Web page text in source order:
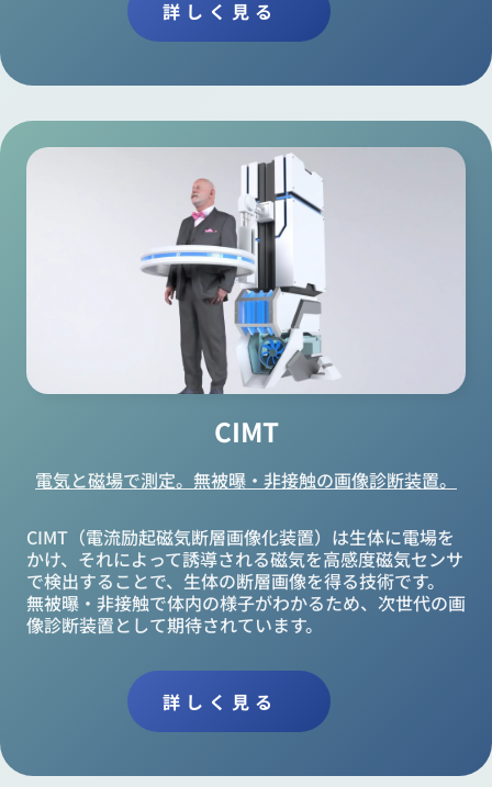
詳しく見る
CIMT
電気と磁場で測定。無被曝・非接触の画像診断装置。
CIMT（電流励起磁気断層画像化装置）は生体に電場を
かけ、それによって誘導される磁気を高感度磁気センサ
で検出することで、生体の断層画像を得る技術です。
無被曝・非接触で体内の様子がわかるため、次世代の画
像診断装置として期待されています。
詳しく見る